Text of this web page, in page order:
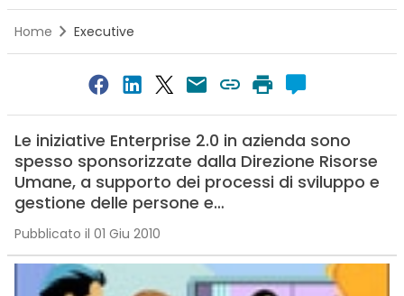
Home Executive
Le iniziative Enterprise 2.0 in azienda sono
spesso sponsorizzate dalla Direzione Risorse
Umane, a supporto dei processi di sviluppo e
gestione delle persone e…
Pubblicato il 01 Giu 2010